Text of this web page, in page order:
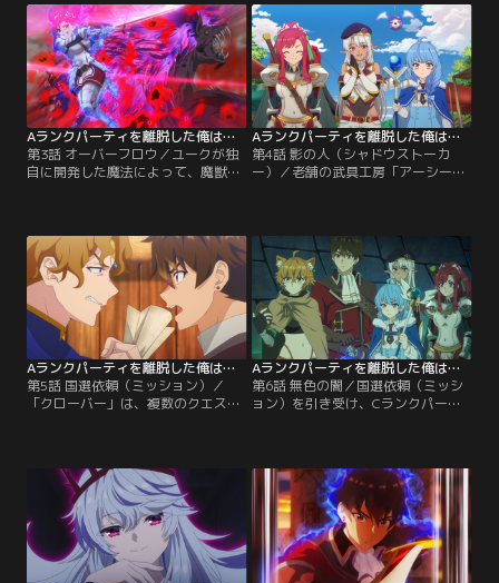
ムや魔法を駆使してパーティの戦闘
を様々な面からサポートしてきたユ
ークだが、他のメンバーから一向に
その努力が認められず、ついに堪忍
袋の緒が切れたのだ。新しいパーテ
ィ探しをはじめた…。
た。さらにクエストの様子がキャメ
ラット君を通して配信されており、
一躍注目のパーティとして取り上げ
られる。メンバーのさらなる成長を
願うユークは、冒険者ギルドのママ
ルから勧められ…。
Aランクパーティを離脱した俺は、元教え子たちと迷宮深部を目指す。 第03話
第3話 オーバーフロウ／ユークが独
自に開発した魔法によって、魔獣ザ
にそのクエストを成功させたこと
は、配信を通じて大きな話題とな
る。その後、冒険者ギルドを管轄す
るギルドマスター・ベンウッドから
呼び出しを受けたユークたちは、パ
ーティのCランク昇格と…。
Aランクパーティを離脱した俺は、元教え子たちと迷宮深部を目指す。 第04話
第4話 影の人（シャドウストーカ
ー）／老舗の武具工房「アーシー
する役割を兼ね、アイオーン遺跡迷
宮へ向かう。今回のクエストは、遺
跡迷宮の地下第四階層にあるアウ＝
ドレッド廃棄都市迷宮の入口に到達
すること。そんな「クローバー」の
前に、ダークエルフのシルクと…。
Aランクパーティを離脱した俺は、元教え子たちと迷宮深部を目指す。 第05話
第5話 国選依頼（ミッション）／
「クローバー」は、複数のクエスト
件を内見し、ユークたちは2階建て
のアパートメントを購入すること
に。その頃、ユークが離脱したAラ
ンクパーティ「サンダーパイク」
は、度重なるクエストの失敗でラン
ク降格の危機に立たされていた。
Aランクパーティを離脱した俺は、元教え子たちと迷宮深部を目指す。 第06話
第6話 無色の闇／国選依頼（ミッシ
ョン）を引き受け、Cランクパーテ
を引き連れ、ついに「無色の闇」へ
と足を踏み入れる。キャメラット君
で生配信しながら、ときにモンスタ
ーにも対処しつつ慎重に進んでいく
「クローバー」。第二階層に続く階
段まで調査が完了し…。